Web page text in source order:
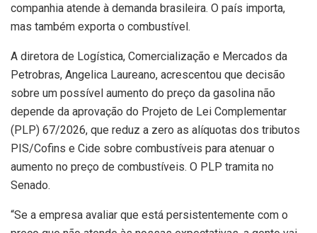
companhia atende à demanda brasileira. O país importa,
mas também exporta o combustível.
A diretora de Logística, Comercialização e Mercados da
Petrobras, Angelica Laureano, acrescentou que decisão
sobre um possível aumento do preço da gasolina não
depende da aprovação do Projeto de Lei Complementar
(PLP) 67/2026, que reduz a zero as alíquotas dos tributos
PIS/Cofins e Cide sobre combustíveis para atenuar o
aumento no preço de combustíveis. O PLP tramita no
Senado.
“Se a empresa avaliar que está persistentemente com o